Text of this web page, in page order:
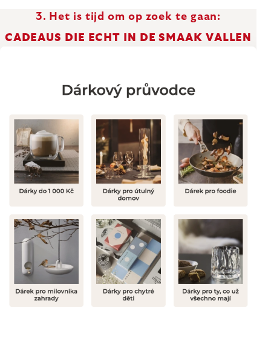
3. Het is tijd om op zoek te gaan:
CADEAUS DIE ECHT IN DE SMAAK VALLEN